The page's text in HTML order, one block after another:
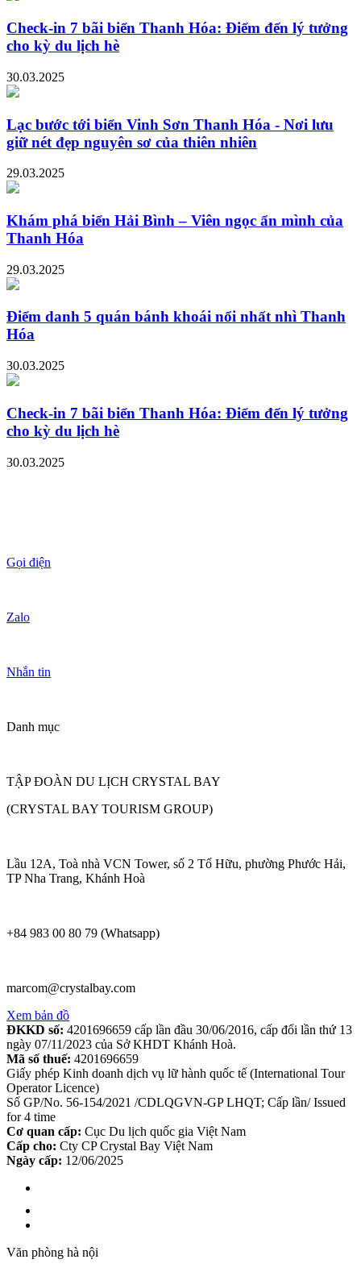
Check-in 7 bãi biển Thanh Hóa: Điểm đến lý tưởng
cho kỳ du lịch hè
30.03.2025
Lạc bước tới biển Vinh Sơn Thanh Hóa - Nơi lưu
giữ nét đẹp nguyên sơ của thiên nhiên
29.03.2025
Khám phá biển Hải Bình – Viên ngọc ẩn mình của
Thanh Hóa
29.03.2025
Điểm danh 5 quán bánh khoái nổi nhất nhì Thanh
Hóa
30.03.2025
Check-in 7 bãi biển Thanh Hóa: Điểm đến lý tưởng
cho kỳ du lịch hè
30.03.2025
Gọi điện
Zalo
Nhắn tin
Danh mục
TẬP ĐOÀN DU LỊCH CRYSTAL BAY
(CRYSTAL BAY TOURISM GROUP)
Lầu 12A, Toà nhà VCN Tower, số 2 Tố Hữu, phường Phước Hải,
TP Nha Trang, Khánh Hoà
+84 983 00 80 79 (Whatsapp)
marcom@crystalbay.com
Xem bản đồ
ĐKKD số: 4201696659 cấp lần đầu 30/06/2016, cấp đổi lần thứ 13
ngày 07/11/2023 của Sở KHDT Khánh Hoà.
Mã số thuế: 4201696659
Giấy phép Kinh doanh dịch vụ lữ hành quốc tế (International Tour
Operator Licence)
Số GP/No. 56-154/2021 /CDLQGVN-GP LHQT; Cấp lần/ Issued
for 4 time
Cơ quan cấp: Cục Du lịch quốc gia Việt Nam
Cấp cho: Cty CP Crystal Bay Việt Nam
Ngày cấp: 12/06/2025
Văn phòng hà nội